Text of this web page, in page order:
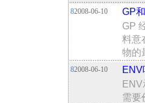
82008-06-10
GP
GP
料意
物的
82008-06-10
ENV
ENV
需要